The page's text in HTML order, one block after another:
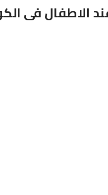
الاطفال فى